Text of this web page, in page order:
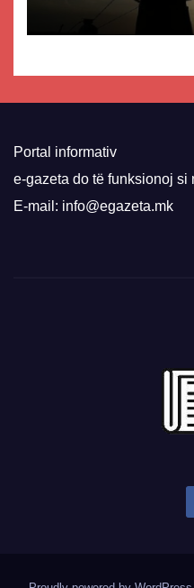
Portal informativ
e-gazeta do të funksionoj si
E-mail: info@egazeta.mk